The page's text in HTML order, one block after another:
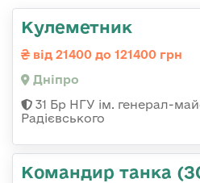
Кулеметник
від 21400 до 121400 грн
Дніпро
31 Бр НГУ ім. генерал-
Радієвського
Командир танка